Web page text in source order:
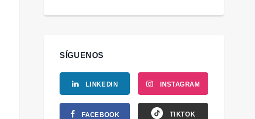
SÍGUENOS
LINKEDIN
FACEBOOK
INSTAGRAM
TIKTOK